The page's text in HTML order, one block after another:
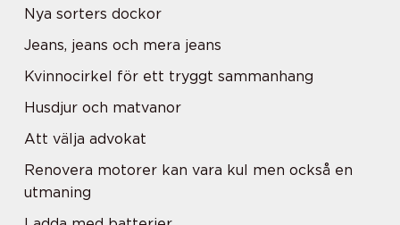
Nya sorters dockor
Jeans, jeans och mera jeans
Kvinnocirkel för ett tryggt sammanhang
Husdjur och matvanor
Att välja advokat
Renovera motorer kan vara kul men också en
utmaning